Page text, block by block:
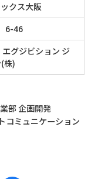
クス大阪
6-46
エグジビション ジ
株)
部 企画開発
コミュニケーション